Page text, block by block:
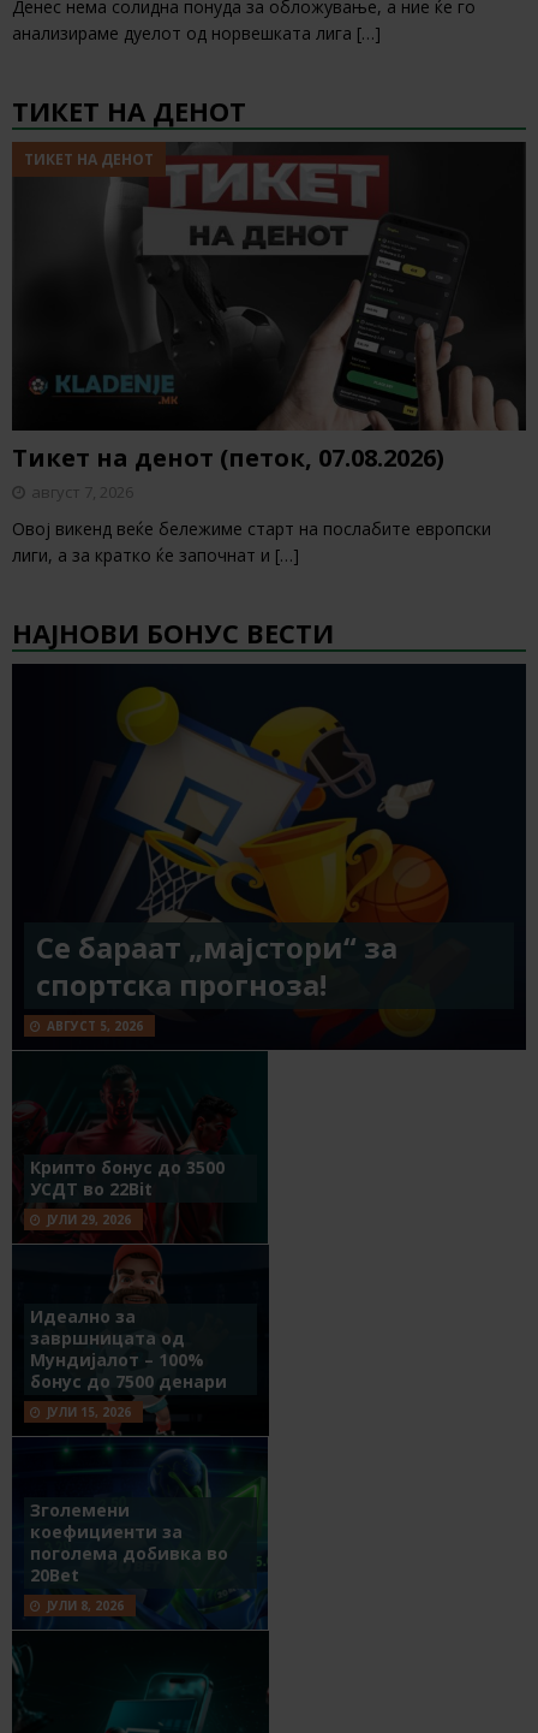
Денес нема солидна понуда за обложување, а ние ќе го
анализираме дуелот од норвешката лига […]
ТИКЕТ НА ДЕНОТ
ТИКЕТ НА ДЕНОТ
Тикет на денот (петок, 07.08.2026)
август 7, 2026
Овој викенд веќе бележиме старт на послабите европски
лиги, а за кратко ќе започнат и […]
НАЈНОВИ БОНУС ВЕСТИ
Се бараат „мајстори“ за
спортска прогноза!
АВГУСТ 5, 2026
Крипто бонус до 3500
УСДТ во 22Bit
ЈУЛИ 29, 2026
Идеално за
завршницата од
Мундијалот – 100%
бонус до 7500 денари
ЈУЛИ 15, 2026
Зголемени
коефициенти за
поголема добивка во
20Bet
ЈУЛИ 8, 2026